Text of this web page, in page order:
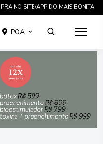
EM ATÉ 12 X SEM JUROS
POA